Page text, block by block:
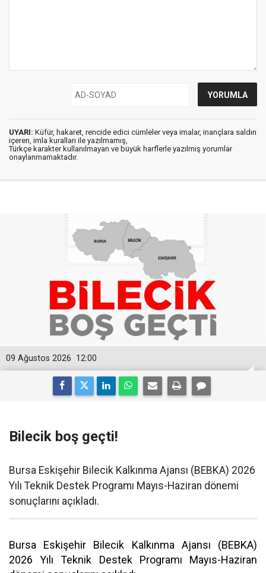
UYARI: Küfür, hakaret, rencide edici cümleler veya imalar, inançlara saldırı
içeren, imla kuralları ile yazılmamış,
Türkçe karakter kullanılmayan ve büyük harflerle yazılmış yorumlar
onaylanmamaktadır.
12:00
09 Ağustos 2026
Bilecik boş geçti!
Bursa Eskişehir Bilecik Kalkınma Ajansı (BEBKA) 2026
Yılı Teknik Destek Programı Mayıs-Haziran dönemi
sonuçlarını açıkladı.
Bursa Eskişehir Bilecik Kalkınma Ajansı (BEBKA)
2026 Yılı Teknik Destek Programı Mayıs-Haziran